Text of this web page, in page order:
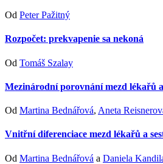
Od Peter Pažitný
Rozpočet: prekvapenie sa nekoná
Od Tomáš Szalay
Mezinárodní porovnání mezd lékařů
Od Martina Bednářová, Aneta
Vnitřní diferenciace mezd lékařů a
Od Martina Bednářová a Daniela